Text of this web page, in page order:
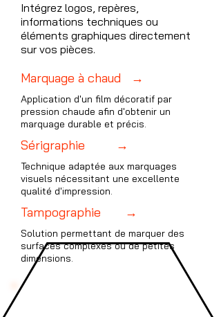
Intégrez logos, repères,
informations techniques ou
éléments graphiques directement
sur vos pièces.
Marquage à chaud →
Application d'un film décoratif par
pression chaude afin d'obtenir un
marquage durable et précis.
Sérigraphie →
Technique adaptée aux marquages
visuels nécessitant une excellente
qualité d'impression.
Tampographie →
Solution permettant de marquer des
surfaces complexes ou de petites
dimensions.